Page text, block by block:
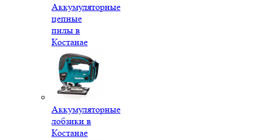
Аккумуляторные
цепные
пилы в
Костанае
Аккумуляторные
лобзики в
Костанае